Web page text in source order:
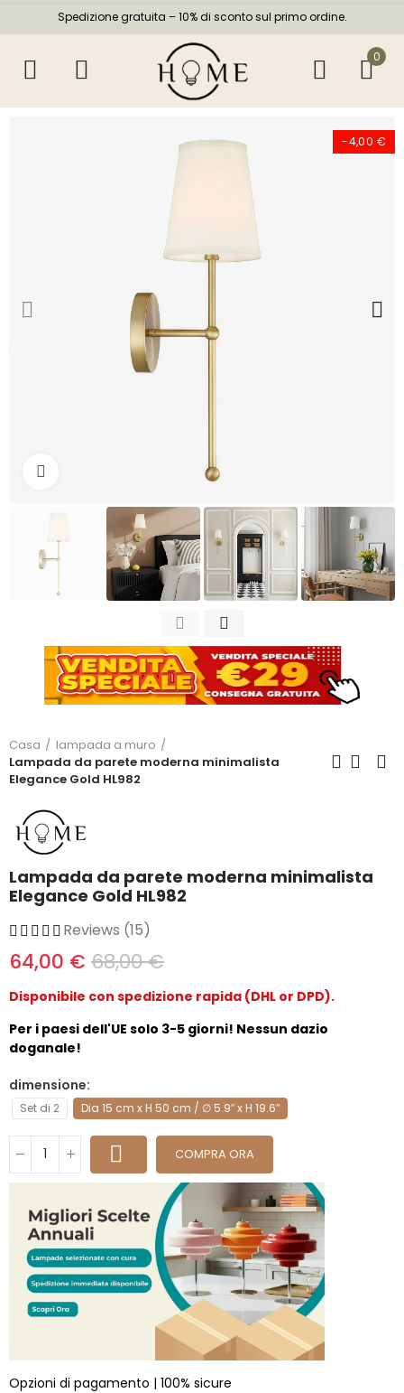
Spedizione gratuita – 10% di sconto sul primo ordine.
0
-4,00 €
Casa
lampada a muro
Lampada da parete moderna minimalista
Elegance Gold HL982
Lampada da parete moderna minimalista
Elegance Gold HL982
Reviews (15)
64,00 € 68,00 €
Disponibile con spedizione rapida (DHL or DPD).
Per i paesi dell'UE solo 3-5 giorni! Nessun dazio
doganale!
dimensione
Set di 2 Dia 15 cm x H 50 cm / ∅ 5.9″ x H 19.6″
COMPRA ORA
Opzioni di pagamento | 100% sicure